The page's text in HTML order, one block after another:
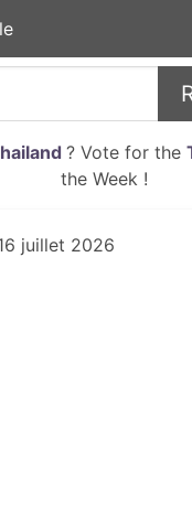
? Vote for the
the Week !
juillet 2026